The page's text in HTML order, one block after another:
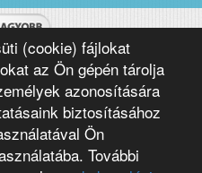
(cookie) fájlokat
az Ön gépén tárolja
azonosítására
biztosításához
Ön
További